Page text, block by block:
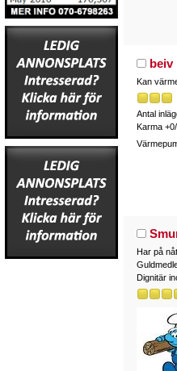
beiv
Kan
Antal
Karma
Har på
Dignitär